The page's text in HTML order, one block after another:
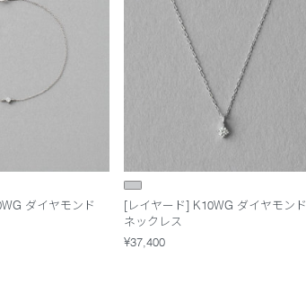
ダイヤモンド
[レイヤード] K10WG ダイヤモンド
ネックレス
¥37,400